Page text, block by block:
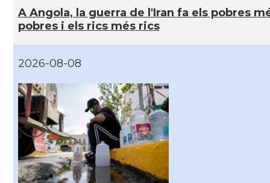
A Angola, la guerra de l'Iran fa els pobres
pobres i els rics més rics
2026-08-08